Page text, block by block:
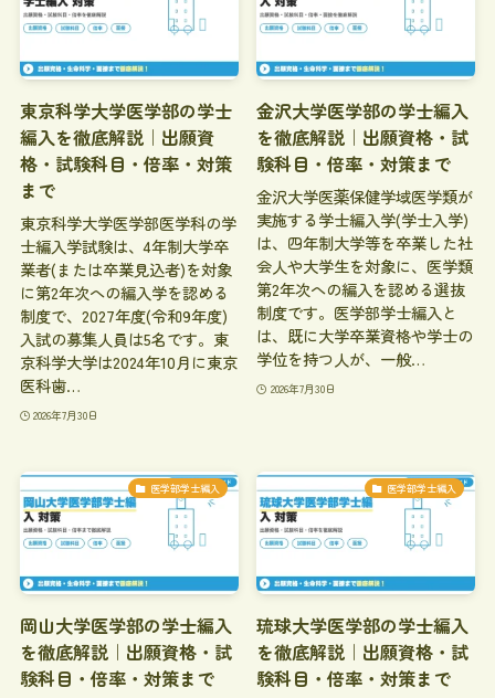
東京科学大学医学部の学士
編入を徹底解説｜出願資
格・試験科目・倍率・対策
まで
東京科学大学医学部医学科の学
士編入学試験は、4年制大学卒
業者(または卒業見込者)を対象
に第2年次への編入学を認める
制度で、2027年度(令和9年度)
入試の募集人員は5名です。東
京科学大学は2024年10月に東京
医科歯…
2026年7月30日
金沢大学医学部の学士編入
を徹底解説｜出願資格・試
験科目・倍率・対策まで
金沢大学医薬保健学域医学類が
実施する学士編入学(学士入学)
は、四年制大学等を卒業した社
会人や大学生を対象に、医学類
第2年次への編入を認める選抜
制度です。医学部学士編入と
は、既に大学卒業資格や学士の
学位を持つ人が、一般…
2026年7月30日
医学部学士編入
岡山大学医学部の学士編入
を徹底解説｜出願資格・試
験科目・倍率・対策まで
医学部学士編入
琉球大学医学部の学士編入
を徹底解説｜出願資格・試
験科目・倍率・対策まで